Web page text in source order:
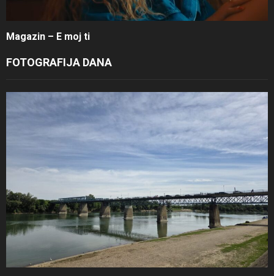
Magazin – E moj ti
FOTOGRAFIJA DANA